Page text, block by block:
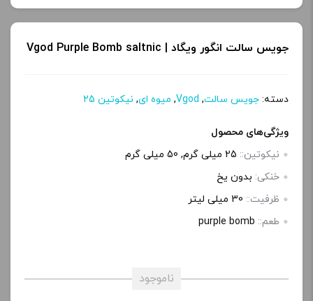
افزودن به سبد خرید
ک
افزودن به سبد خرید جویس سالت انگور ویگاد | Vgod Purple Bomb saltnic
دسته: جویس سالت,
Vgod
, میوه ای, نیکوتین 25
ویژگی‌های محصول
نیکوتین:: 25 میلی گرم, 50 میلی گرم
خنکی: بدون یخ
ظرفیت:: 30 میلی‌ لیتر
طعم:: purple bomb
ناموجود